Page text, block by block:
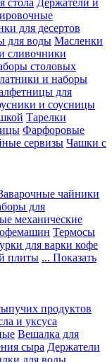
стола Держатели и
для десертов
для воды Масленки
сливочники
столовых
и наборы
для
и соусницы
Тарелки
Фарфоровые
сервизы Чашки с
чайники
для
механические
Термосы
для варки кофе
плиты ... Показать
продуктов
и уксуса
Вешалка для
сыра Держатели
для воды